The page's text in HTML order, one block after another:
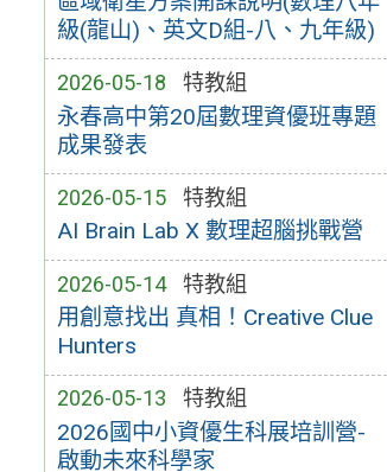
級(龍山)、英文D組-八、九年級)
2026-05-18 特教組
永春高中第20屆數理資優班專題
成果發表
2026-05-15 特教組
AI Brain Lab X 數理超腦挑戰營
2026-05-14 特教組
用創意找出 真相！Creative Clue
Hunters
2026-05-13 特教組
2026國中小資優生科展培訓營-
啟動未來科學家